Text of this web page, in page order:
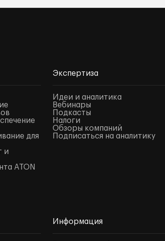
для
и
ATON
Экспертиза
Идеи и аналитика
Вебинары
Подкасты
Налоги
Обзоры компаний
Подписаться на аналитику
Информация